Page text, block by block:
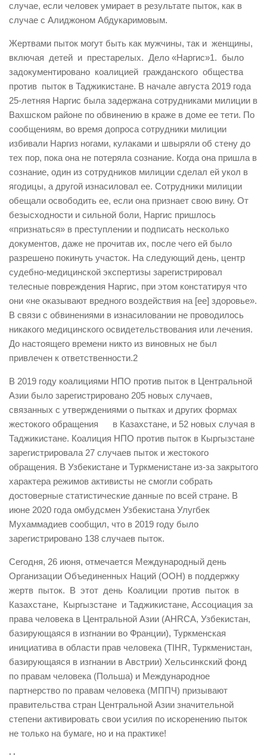
случае, если человек умирает в результате пыток, как в
случае с Алиджоном Абдукаримовым.
Жертвами пыток могут быть как мужчины, так и женщины,
включая детей и престарелых. Дело «Наргис»1. было
задокументировано коалицией гражданского общества
против пыток в Таджикистане. В начале августа 2019 года
25-летняя Наргис была задержана сотрудниками милиции в
Вахшском районе по обвинению в краже в доме ее тети. По
сообщениям, во время допроса сотрудники милиции
избивали Наргиз ногами, кулаками и швыряли об стену до
тех пор, пока она не потеряла сознание. Когда она пришла в
сознание, один из сотрудников милиции сделал ей укол в
ягодицы, а другой изнасиловал ее. Сотрудники милиции
обещали освободить ее, если она признает свою вину. От
безысходности и сильной боли, Наргис пришлось
«признаться» в преступлении и подписать несколько
документов, даже не прочитав их, после чего ей было
разрешено покинуть участок. На следующий день, центр
судебно-медицинской экспертизы зарегистрировал
телесные повреждения Наргис, при этом констатируя что
они «не оказывают вредного воздействия на [ее] здоровье».
В связи с обвинениями в изнасиловании не проводилось
никакого медицинского освидетельствования или лечения.
До настоящего времени никто из виновных не был
привлечен к ответственности.2
В 2019 году коалициями НПО против пыток в Центральной
Азии было зарегистрировано 205 новых случаев,
связанных с утверждениями о пытках и других формах
жестокого обращения в Казахстане, и 52 новых случая в
Таджикистане. Коалиция НПО против пыток в Кыргызстане
зарегистрировала 27 случаев пыток и жестокого
обращения. В Узбекистане и Туркменистане из-за закрытого
характера режимов активисты не смогли собрать
достоверные статистические данные по всей стране. В
июне 2020 года омбудсмен Узбекистана Улугбек
Мухаммадиев сообщил, что в 2019 году было
зарегистрировано 138 случаев пыток.
Сегодня, 26 июня, отмечается Международный день
Организации Объединенных Наций (ООН) в поддержку
жертв пыток. В этот день Коалиции против пыток в
Казахстане, Кыргызстане и Таджикистане, Ассоциация за
права человека в Центральной Азии (AHRCA, Узбекистан,
базирующаяся в изгнании во Франции), Туркменская
инициатива в области прав человека (TIHR, Туркменистан,
базирующаяся в изгнании в Австрии) Хельсинкский фонд
по правам человека (Польша) и Международное
партнерство по правам человека (МППЧ) призывают
правительства стран Центральной Азии значительной
степени активировать свои усилия по искоренению пыток
не только на бумаге, но и на практике!